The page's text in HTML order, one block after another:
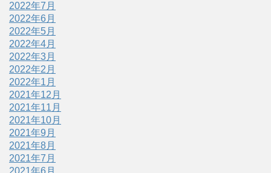
2022年7月
2022年6月
2022年5月
2022年4月
2022年3月
2022年2月
2022年1月
2021年12月
2021年11月
2021年10月
2021年9月
2021年8月
2021年7月